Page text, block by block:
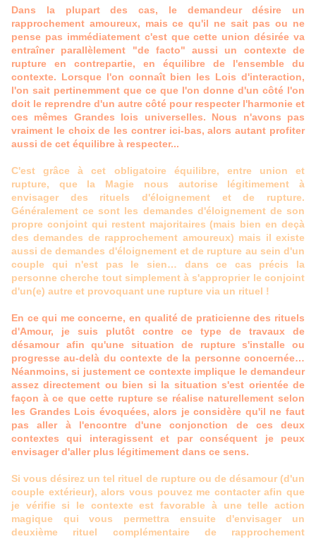
Dans la plupart des cas, le demandeur désire un
rapprochement amoureux, mais ce qu'il ne sait pas ou ne
pense pas immédiatement c'est que cette union désirée va
entraîner parallèlement "de facto" aussi un contexte de
rupture en contrepartie, en équilibre de l'ensemble du
contexte. Lorsque l'on connaît bien les Lois d'interaction,
l'on sait pertinemment que ce que l'on donne d'un côté l'on
doit le reprendre d'un autre côté pour respecter l'harmonie et
ces mêmes Grandes lois universelles. Nous n'avons pas
vraiment le choix de les contrer ici-bas, alors autant profiter
aussi de cet équilibre à respecter...
C'est grâce à cet obligatoire équilibre, entre union et
rupture, que la Magie nous autorise légitimement à
envisager des rituels d'éloignement et de rupture.
Généralement ce sont les demandes d'éloignement de son
propre conjoint qui restent majoritaires (mais bien en deçà
des demandes de rapprochement amoureux) mais il existe
aussi de demandes d'éloignement et de rupture au sein d'un
couple qui n'est pas le sien… dans ce cas précis la
personne cherche tout simplement à s'approprier le conjoint
d'un(e) autre et provoquant une rupture via un rituel !
En ce qui me concerne, en qualité de praticienne des rituels
d'Amour, je suis plutôt contre ce type de travaux de
désamour afin qu'une situation de rupture s'installe ou
progresse au-delà du contexte de la personne concernée…
Néanmoins, si justement ce contexte implique le demandeur
assez directement ou bien si la situation s'est orientée de
façon à ce que cette rupture se réalise naturellement selon
les Grandes Lois évoquées, alors je considère qu'il ne faut
pas aller à l'encontre d'une conjonction de ces deux
contextes qui interagissent et par conséquent je peux
envisager d'aller plus légitimement dans ce sens.
Si vous désirez un tel rituel de rupture ou de désamour (d'un
couple extérieur), alors vous pouvez me contacter afin que
je vérifie si le contexte est favorable à une telle action
magique qui vous permettra ensuite d'envisager un
deuxième rituel complémentaire de rapprochement